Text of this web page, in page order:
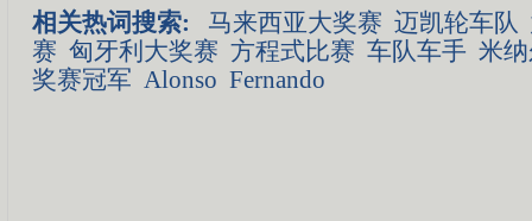
相关热词搜索: 马来西亚大奖赛 迈凯轮车队
赛 匈牙利大奖赛 方程式比赛 车队车手 米
奖赛冠军 Alonso Fernando